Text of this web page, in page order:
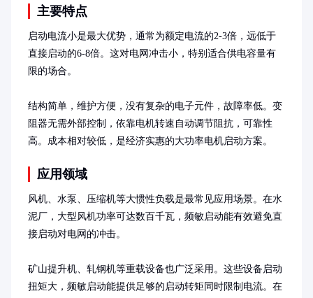
主要特点
启动电流小是最大优势，通常为额定电流的2-3倍，远低于
直接启动的6-8倍。这对电网冲击小，特别适合供电容量有
限的场合。
结构简单，维护方便，没有复杂的电子元件，故障率低。变
阻器无需外部控制，依靠电机转速自动调节阻抗，可靠性
高。成本相对较低，是经济实惠的大功率电机启动方案。
应用领域
风机、水泵、压缩机等大惯性负载是最常见应用场景。在水
泥厂，大型风机功率可达数百千瓦，频敏启动能有效避免直
接启动对电网的冲击。
矿山提升机、轧钢机等重载设备也广泛采用。这些设备启动
扭矩大，频敏启动能提供足够的启动转矩同时限制电流。在